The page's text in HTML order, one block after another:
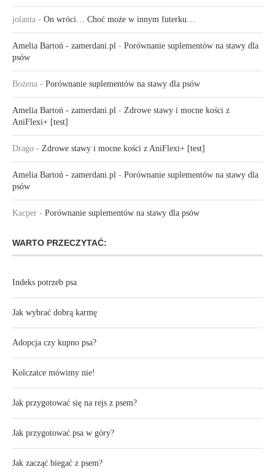
jolanta - On wróci… Choć może w innym futerku…
Amelia Bartoń - zamerdani.pl - Porównanie suplementów na stawy dla
psów
Bożena - Porównanie suplementów na stawy dla psów
Amelia Bartoń - zamerdani.pl - Zdrowe stawy i mocne kości z
AniFlexi+ [test]
Drago - Zdrowe stawy i mocne kości z AniFlexi+ [test]
Amelia Bartoń - zamerdani.pl - Porównanie suplementów na stawy dla
psów
Kacper - Porównanie suplementów na stawy dla psów
WARTO PRZECZYTAĆ:
Indeks potrzeb psa
Jak wybrać dobrą karmę
Adopcja czy kupno psa?
Kolczatce mówimy nie!
Jak przygotować się na rejs z psem?
Jak przygotować psa w góry?
Jak zacząć biegać z psem?